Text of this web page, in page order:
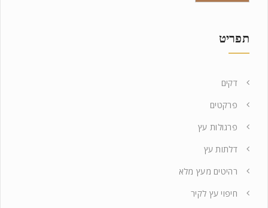
תפריט
דקים
פרקטים
פרגולות עץ
דלתות עץ
רהיטים מעץ מלא
חיפוי עץ לקיר